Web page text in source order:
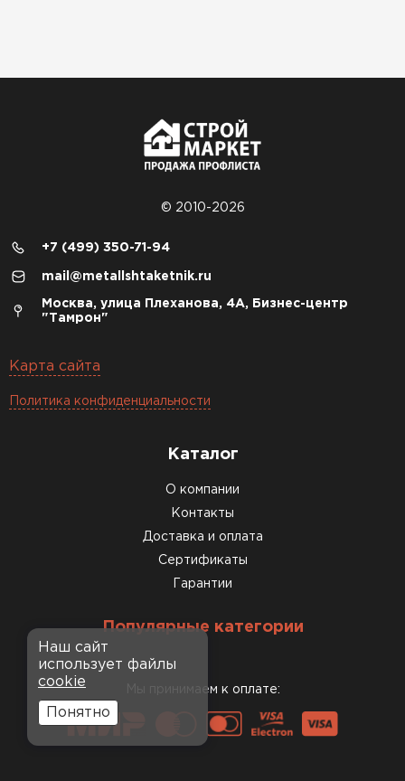
© 2010-2026
+7 (499) 350-71-94
mail@metallshtaketnik.ru
Москва, улица Плеханова, 4А, Бизнес-центр
"Тамрон"
Карта сайта
Политика конфиденциальности
Каталог
О компании
Контакты
Доставка и оплата
Сертификаты
Гарантии
Популярные категории
Мы принимаем к оплате:
Наш сайт
использует файлы
cookie
Понятно